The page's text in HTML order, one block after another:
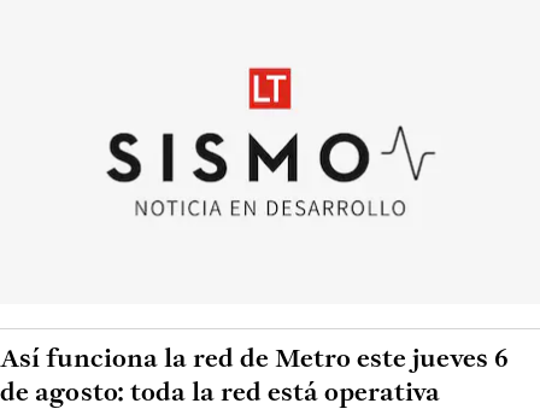
Así funciona la red de Metro este jueves 6
de agosto: toda la red está operativa